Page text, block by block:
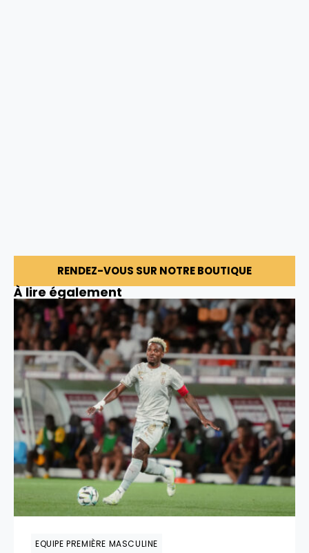
RENDEZ-VOUS SUR NOTRE BOUTIQUE
À lire également
EQUIPE PREMIÈRE MASCULINE